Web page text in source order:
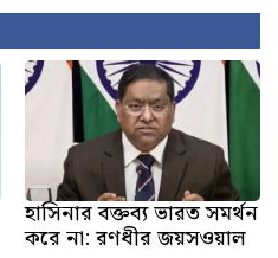
হাসিনার বক্তব্য ভারত সমর্থন
করে না: রণধীর জয়সওয়াল